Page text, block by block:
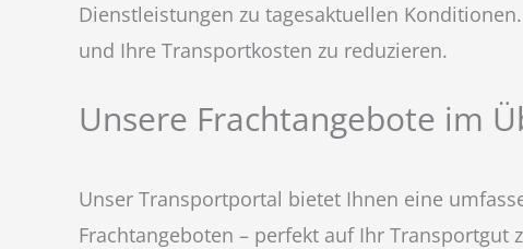
Dienstleistungen zu tagesaktuellen
und Ihre Transportkosten zu reduzieren.
Unsere Frachtangebote im
Unser Transportportal bietet Ihnen eine
Frachtangeboten – perfekt auf Ihr Transportgut